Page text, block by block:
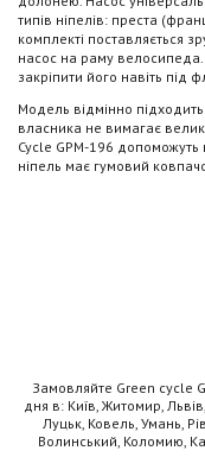
типів ніпелів: преста
комплекті поставляється
насос на раму
закріпити його навіть під
Модель відмінно
власника не вимагає
Cycle GPM-196 допоможуть
ніпель має гумовий
Замовляйте Green cycle
дня в: Київ, Житомир,
Луцьк, Ковель, Умань,
Волинський, Коломию,